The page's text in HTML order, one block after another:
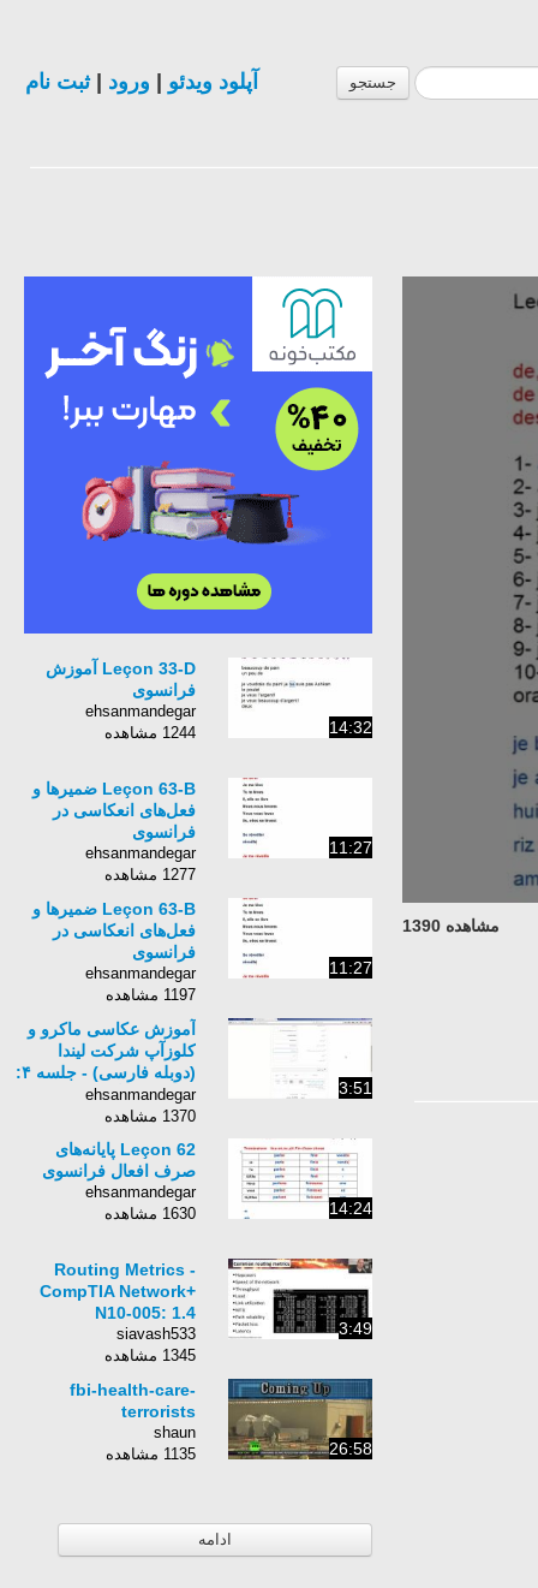
جستجو آپلود ویدئو ورود |ثبت نام
مشاهده 1390
14:32
Leçon 33-D آموزش
فرانسوی
ehsanmandegar
1244 مشاهده
11:27
Leçon 63-B ضمیرها و
فعل‌های انعکاسی در
فرانسوی
ehsanmandegar
1277 مشاهده
11:27
Leçon 63-B ضمیرها و
فعل‌های انعکاسی در
فرانسوی
ehsanmandegar
1197 مشاهده
3:51
آموزش عکاسی ماکرو و
کلوزآپ شرکت لیندا
(دوبله فارسی) - جلسه ۴:
عکاسی از گل‌ها در
طبیعت
ehsanmandegar
1370 مشاهده
14:24
Leçon 62 پایانه‌های
صرف افعال فرانسوی
ehsanmandegar
1630 مشاهده
3:49
Routing Metrics -
CompTIA Network+
N10-005: 1.4
siavash533
1345 مشاهده
26:58
fbi-health-care-
terrorists
shaun
1135 مشاهده
ادامه